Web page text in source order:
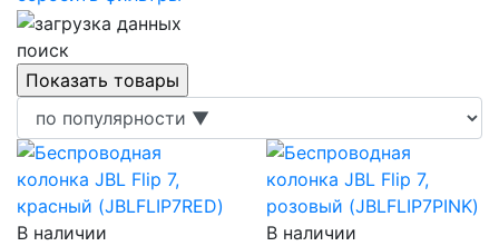
поиск
В наличии
В наличии